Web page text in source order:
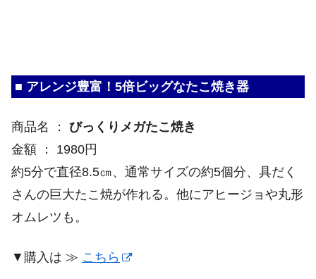
■ アレンジ豊富！5倍ビッグなたこ焼き器
商品名 ： びっくりメガたこ焼き
金額 ： 1980円
約5分で直径8.5㎝、通常サイズの約5個分、具だく
さんの巨大たこ焼が作れる。他にアヒージョや丸形
オムレツも。
▼購入は ≫ こちら